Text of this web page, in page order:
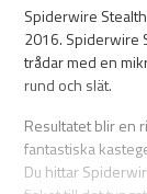
Spiderwire
2016. Spiderwire
trådar med en
rund och slät.
Resultatet blir en
fantastiska
Du hittar